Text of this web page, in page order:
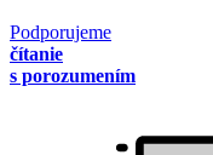
Podporujeme
čítanie
s porozumením